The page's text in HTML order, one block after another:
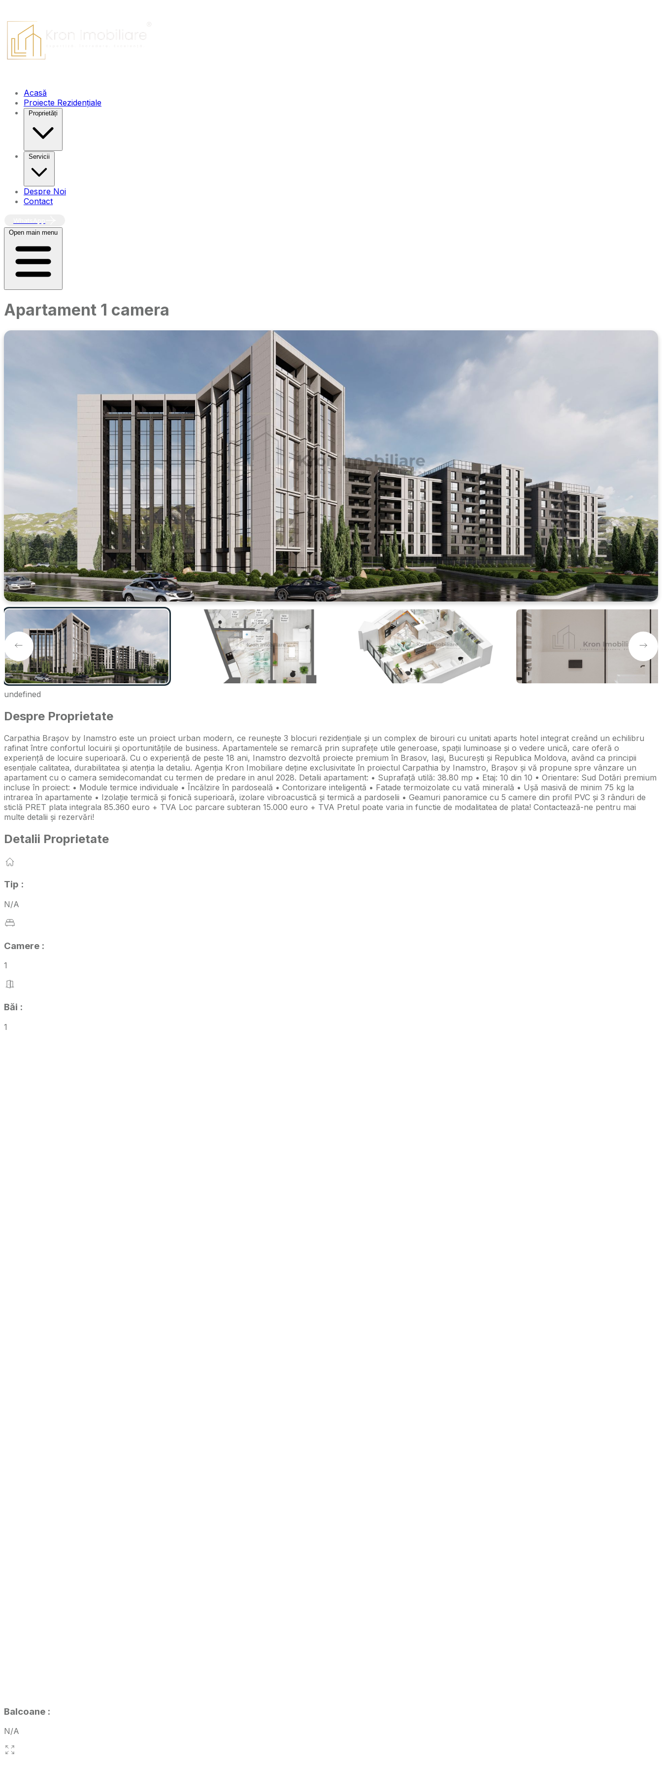
Acasă
Proiecte Rezidențiale
Proprietăți
Servicii
Despre Noi
Contact
Open main menu
Apartament 1 camera
undefined
Despre Proprietate
Carpathia Brașov by Inamstro este un proiect urban modern, ce reunește 3 blocuri rezidențiale și un complex de birouri cu unitati aparts hotel integrat creând un echilibru
rafinat între confortul locuirii și oportunitățile de business. Apartamentele se remarcă prin suprafețe utile generoase, spații luminoase și o vedere unică, care oferă o
experiență de locuire superioară. Cu o experiență de peste 18 ani, Inamstro dezvoltă proiecte premium în Brasov, Iași, București și Republica Moldova, având ca principii
esențiale calitatea, durabilitatea și atenția la detaliu. Agenția Kron Imobiliare deține exclusivitate în proiectul Carpathia by Inamstro, Brașov și vă propune spre vânzare un
apartament cu o camera semidecomandat cu termen de predare in anul 2028. Detalii apartament: • Suprafață utilă: 38.80 mp • Etaj: 10 din 10 • Orientare: Sud Dotări premium
incluse în proiect: • Module termice individuale • Încălzire în pardoseală • Contorizare inteligentă • Fatade termoizolate cu vată minerală • Ușă masivă de minim 75 kg la
intrarea în apartamente • Izolație termică și fonică superioară, izolare vibroacustică și termică a pardoselii • Geamuri panoramice cu 5 camere din profil PVC și 3 rânduri de
sticlă PRET plata integrala 85.360 euro + TVA Loc parcare subteran 15.000 euro + TVA Pretul poate varia in functie de modalitatea de plata! Contactează-ne pentru mai
multe detalii și rezervări!
Detalii Proprietate
Tip :
N/A
Camere :
1
Băi :
1
Balcoane :
N/A